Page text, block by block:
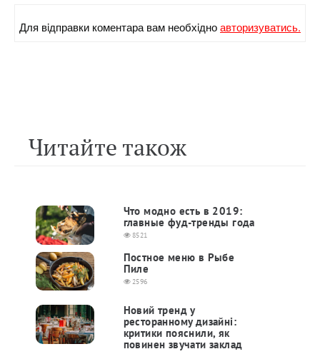
Для вiдправки коментара вам необхiдноавторизуватись.
Читайте також
Что модно есть в 2019:
главные фуд-тренды года
8521
Постное меню в Рыбе
Пиле
2596
Новий тренд у
ресторанному дизайні:
критики пояснили, як
повинен звучати заклад